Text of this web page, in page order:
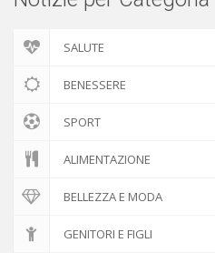
SALUTE
BENESSERE
SPORT
ALIMENTAZIONE
BELLEZZA E MODA
GENITORI E FIGLI